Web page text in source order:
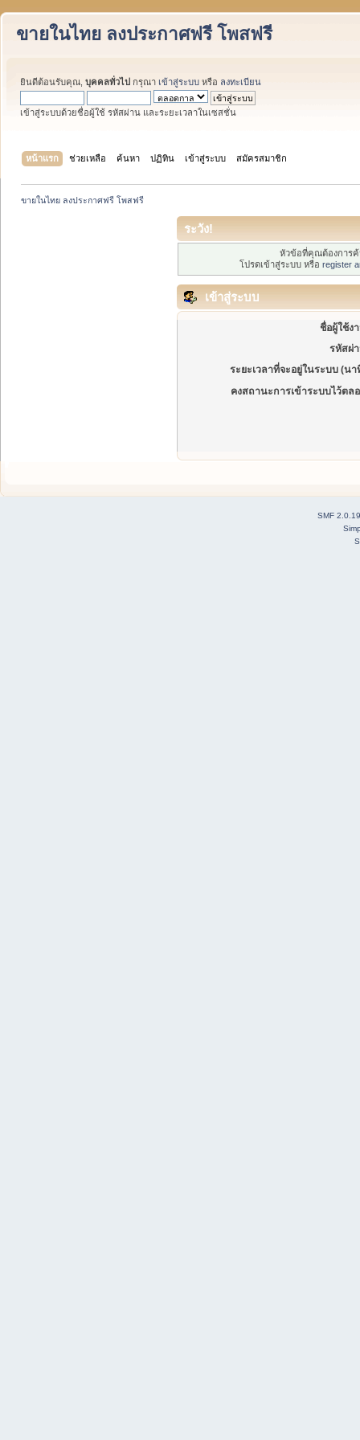
ขายในไทย ลงประกาศฟรี โพสฟรี
ยินดีต้อนรับคุณ, บุคคลทั่วไป กรุณา เข้าสู่ระบบ หรือ ลงทะเบียน
เข้าสู่ระบบด้วยชื่อผู้ใช้ รหัสผ่าน และระยะเวลาในเซสชั่น
หน้าแรก ช่วยเหลือ ค้นหา ปฏิทิน เข้าสู่ระบบ สมัครสมาชิก
ขายในไทย ลงประกาศฟรี โพสฟรี
ระวัง!
หัวข้อที่คุณต้องการ
โปรดเข้าสู่ระบบ หรือ register
เข้าสู่ระบบ
ชื่อผู้ใช้ง
รหัสผ่
ระยะเวลาที่จะอยู่ในระบบ (นา
คงสถานะการเข้าระบบไว้ตล
SMF 2.0.19